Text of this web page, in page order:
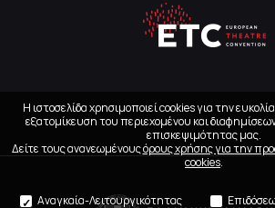
Η ιστοσελίδα χρησιμοποιεί cookies για την
εξατομίκευση του περιεχομένου και
επισκεψιμότητας μας.
Δείτε τους ανανεωμένουςόρους χρήσης για την
cookies.
Αναγκαία-Λειτουργικότητας